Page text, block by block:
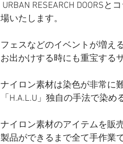
場いたします。
フェスなどのイベントが増え
お出かけする時にも重宝する
ナイロン素材は染色が非常に
「H.A.L.U」独自の手法で染め
ナイロン素材のアイテムを販売
製品ができるまで全て手作業